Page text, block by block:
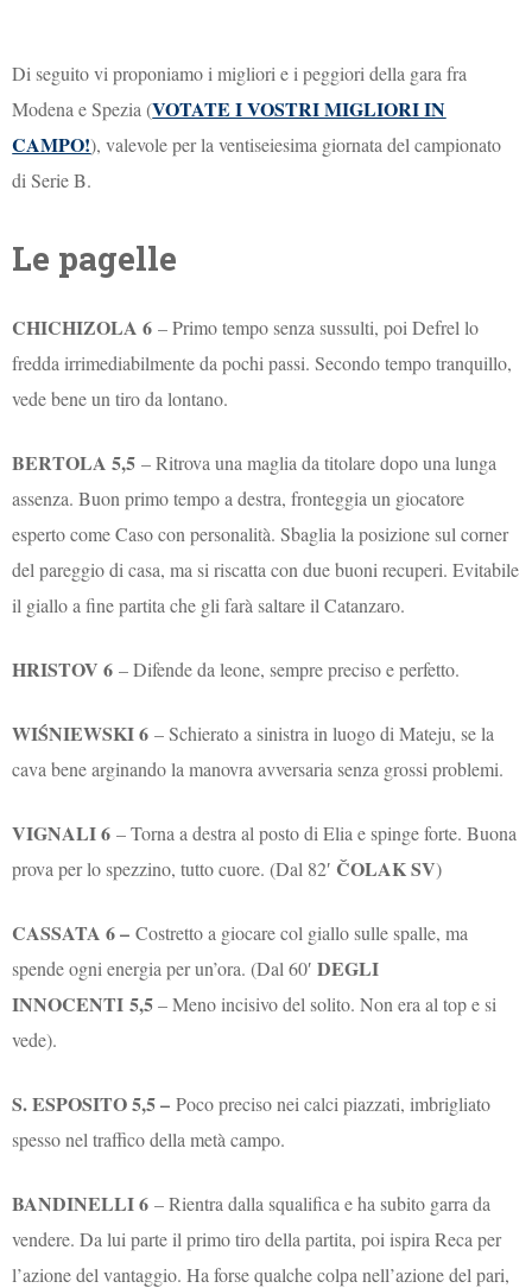
Di seguito vi proponiamo i migliori e i peggiori della gara fra
Modena e Spezia (VOTATE I VOSTRI MIGLIORI IN
CAMPO!), valevole per la ventiseiesima giornata del campionato
di Serie B.
Le pagelle
CHICHIZOLA 6– Primo tempo senza sussulti, poi Defrel lo
fredda irrimediabilmente da pochi passi. Secondo tempo tranquillo,
vede bene un tiro da lontano.
BERTOLA 5,5– Ritrova una maglia da titolare dopo una lunga
assenza. Buon primo tempo a destra, fronteggia un giocatore
esperto come Caso con personalità. Sbaglia la posizione sul corner
del pareggio di casa, ma si riscatta con due buoni recuperi. Evitabile
il giallo a fine partita che gli farà saltare il Catanzaro.
HRISTOV 6– Difende da leone, sempre preciso e perfetto.
WIŚNIEWSKI 6– Schierato a sinistra in luogo di Mateju, se la
cava bene arginando la manovra avversaria senza grossi problemi.
VIGNALI 6– Torna a destra al posto di Elia e spinge forte. Buona
prova per lo spezzino, tutto cuore. (Dal 82′ČOLAK SV)
CASSATA 6 – Costretto a giocare col giallo sulle spalle, ma
spende ogni energia per un’ora. (Dal 60′DEGLI
INNOCENTI 5,5– Meno incisivo del solito. Non era al top e si
vede).
S. ESPOSITO 5,5 – Poco preciso nei calci piazzati, imbrigliato
spesso nel traffico della metà campo.
BANDINELLI 6– Rientra dalla squalifica e ha subito garra da
vendere. Da lui parte il primo tiro della partita, poi ispira Reca per
l’azione del vantaggio. Ha forse qualche colpa nell’azione del pari,